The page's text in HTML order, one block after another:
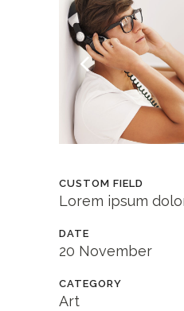
CUSTOM FIELD
Lorem ipsum
DATE
20 November
CATEGORY
Art